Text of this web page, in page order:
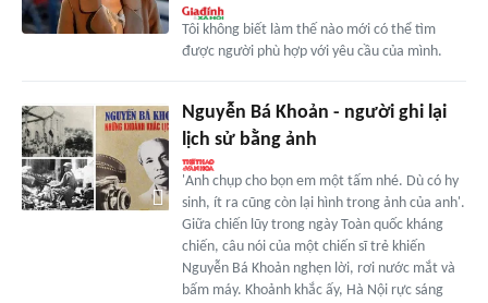
Tôi không biết làm thế nào mới có thể tìm
được người phù hợp với yêu cầu của mình.
Nguyễn Bá Khoản - người ghi lại
lịch sử bằng ảnh
'Anh chụp cho bọn em một tấm nhé. Dù có hy
sinh, ít ra cũng còn lại hình trong ảnh của anh'.
Giữa chiến lũy trong ngày Toàn quốc kháng
chiến, câu nói của một chiến sĩ trẻ khiến
Nguyễn Bá Khoản nghẹn lời, rơi nước mắt và
bấm máy. Khoảnh khắc ấy, Hà Nội rực sáng